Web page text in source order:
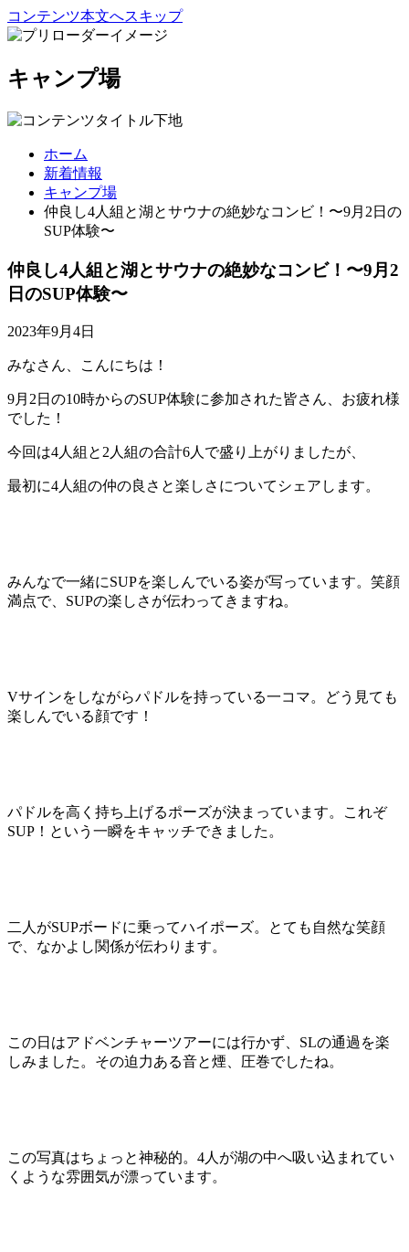
コンテンツ本文へスキップ
キャンプ場
ホーム
新着情報
キャンプ場
仲良し4人組と湖とサウナの絶妙なコンビ！〜9月2日の
SUP体験〜
仲良し4人組と湖とサウナの絶妙なコンビ！〜9月2
日のSUP体験〜
2023年9月4日
みなさん、こんにちは！
9月2日の10時からのSUP体験に参加された皆さん、お疲れ様
でした！
今回は4人組と2人組の合計6人で盛り上がりましたが、
最初に4人組の仲の良さと楽しさについてシェアします。
みんなで一緒にSUPを楽しんでいる姿が写っています。笑顔
満点で、SUPの楽しさが伝わってきますね。
Vサインをしながらパドルを持っている一コマ。どう見ても
楽しんでいる顔です！
パドルを高く持ち上げるポーズが決まっています。これぞ
SUP！という一瞬をキャッチできました。
二人がSUPボードに乗ってハイポーズ。とても自然な笑顔
で、なかよし関係が伝わります。
この日はアドベンチャーツアーには行かず、SLの通過を楽
しみました。その迫力ある音と煙、圧巻でしたね。
この写真はちょっと神秘的。4人が湖の中へ吸い込まれてい
くような雰囲気が漂っています。